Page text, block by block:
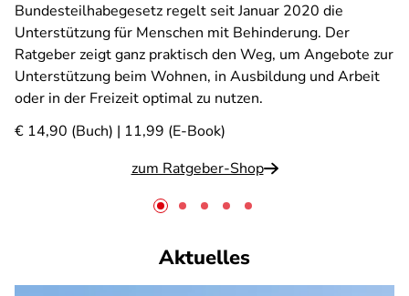
Bundesteilhabegesetz regelt seit Januar 2020 die
Unterstützung für Menschen mit Behinderung. Der
Ratgeber zeigt ganz praktisch den Weg, um Angebote zur
Unterstützung beim Wohnen, in Ausbildung und Arbeit
oder in der Freizeit optimal zu nutzen.
€ 14,90 (Buch) | 11,99 (E-Book)
zum Ratgeber-Shop
Aktuelles